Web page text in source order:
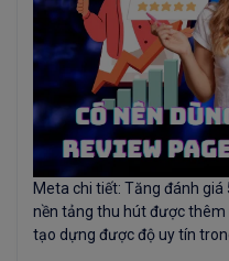
Meta chi tiết: Tăng đánh
nền tảng thu hút được
tạo dựng được độ uy tín